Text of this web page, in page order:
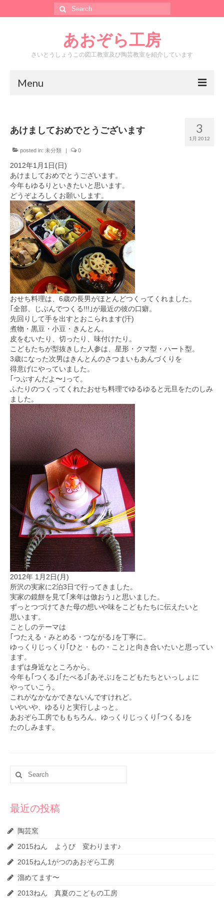
Search
for:
あおぞら工房
さいとうしょうこの図工教室及び陶芸教室を紹介しています
Menu
あおぞら工房って？
カレンダー
メール
工房水銀堂
3
1月 2012
あけましておめでとうございます
posted in: 未分類 | 0
2012年1月1日(日)
あけましておめでとうございます。
今年もゆるりといきたいと思います。
どうぞよろしくお願いします。
おせち料理は、6歳の長男がほとんどつくってくれました。
｢全部、じぶんでつくる!!!｣が最近の彼の口癖。
先回りして手を出すとおこられます(汗)
煮物・黒豆・小豆・きんとん。
皮をむいたり、切ったり、味付けたり。
こどもたちが型抜きした人参は、星形・クマ型・ハート型。
3歳になった次男はきんとんのさつまいもあんづくりを
得意げにやっていました。
｢つぶすんだよ〜｣って。
ふたりのつくってくれたおせち料理でゆるゆると元旦をたのしみ
ました。
2012年 1月2日(月)
所沢の実家に2泊3日で行ってきました。
実家の鏡餅を見て｢来年は倣おう｣と思いました。
ずっとつづけてきた母の想いや味をこどもたちに伝えたいと
思います。
ことしのテーマは
｢つたえる・みとめる・つながる｣を丁寧に。
ゆっくりじっくり｢ひと・もの・こと｣と向き合いたいと思ってい
ます。
まずは身近なところから。
今年も｢つくる｣｢たべる｣｢あそぶ｣をこどもたちといっしょに
やっていこう。
これがなかなかできないんですけれど。
いやいや、ゆるりと実行しよっと。
あおぞら工房でももちろん、ゆっくりじっくり｢つくる｣を
たのしみます。
Search
for:
最近の投稿
陶芸窯
2015ねん ようび 変わります♪
2015ねん1がつのあおぞら工房
溜めてます〜
2013ねん 真夏のこどもの工房